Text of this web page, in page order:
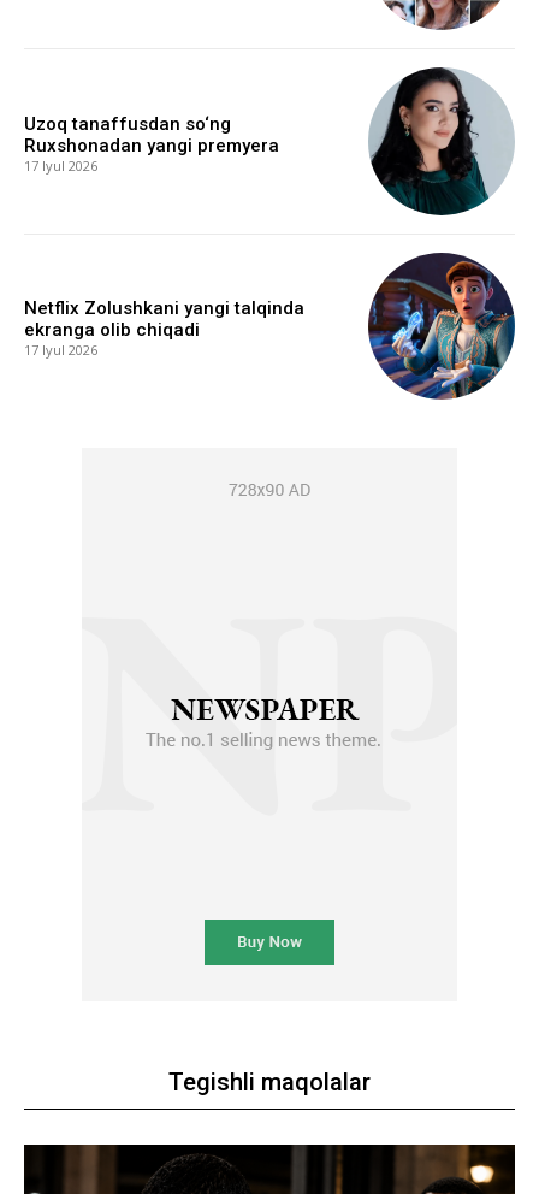
Uzoq tanaffusdan so‘ng
Ruxshonadan yangi premyera
17 Iyul 2026
Netflix Zolushkani yangi talqinda
ekranga olib chiqadi
17 Iyul 2026
Tegishli maqolalar